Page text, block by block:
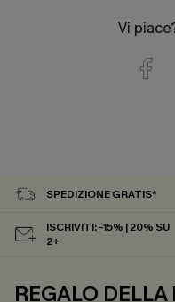
Vi
SPEDIZIONE GRATIS*
ISCRIVITI: -15% | 20% SU
2+
REGALO